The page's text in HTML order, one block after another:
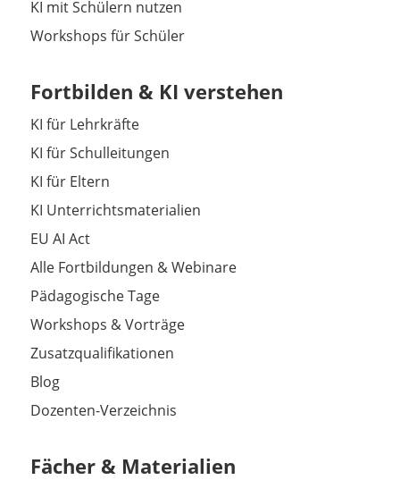
KI mit Schülern nutzen
Workshops für Schüler
Fortbilden & KI verstehen
KI für Lehrkräfte
KI für Schulleitungen
KI für Eltern
KI Unterrichtsmaterialien
EU AI Act
Alle Fortbildungen & Webinare
Pädagogische Tage
Workshops & Vorträge
Zusatzqualifikationen
Blog
Dozenten-Verzeichnis
Fächer & Materialien